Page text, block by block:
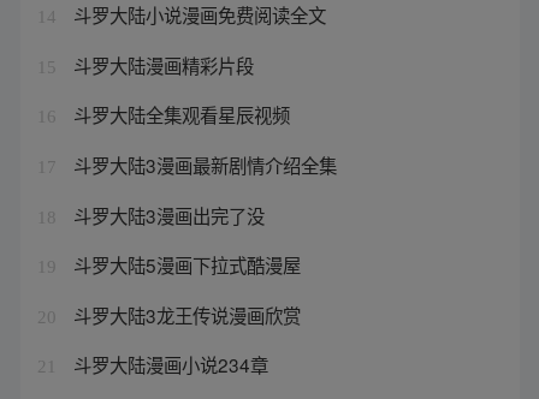
14 斗罗大陆小说漫画免费阅读全文
15 斗罗大陆漫画精彩片段
16 斗罗大陆全集观看星辰视频
17 斗罗大陆3漫画最新剧情介绍全集
18 斗罗大陆3漫画出完了没
19 斗罗大陆5漫画下拉式酷漫屋
20 斗罗大陆3龙王传说漫画欣赏
21 斗罗大陆漫画小说234章